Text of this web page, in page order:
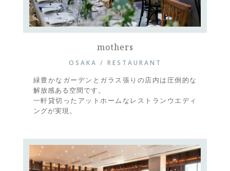
mothers
OSAKA / RESTAURANT
緑豊かなガーデンとガラス張りの店内は圧倒的な
解放感ある空間です。
一軒貸切ったアットホームなレストランウエディ
ングが実現。